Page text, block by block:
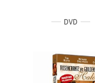
DVD